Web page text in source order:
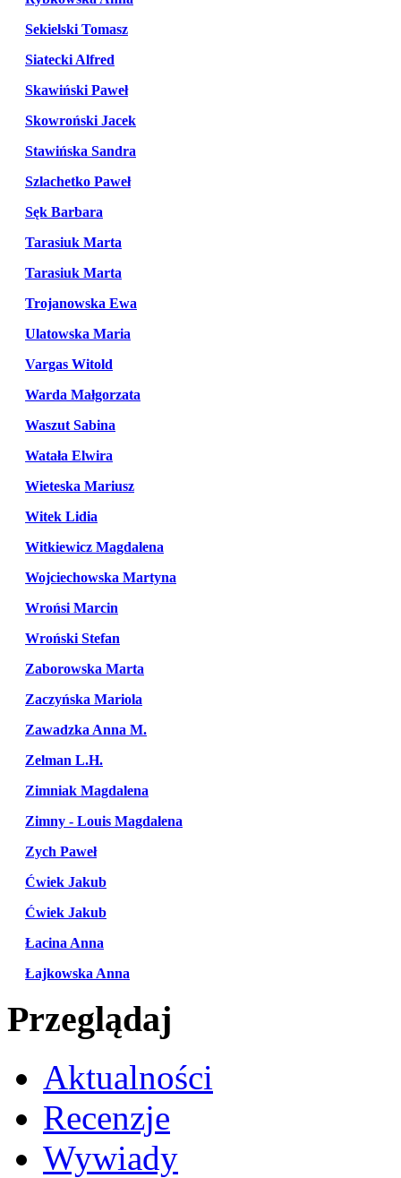
Sekielski Tomasz
Siatecki Alfred
Skawiński Paweł
Skowroński Jacek
Stawińska Sandra
Szlachetko Paweł
Sęk Barbara
Tarasiuk Marta
Tarasiuk Marta
Trojanowska Ewa
Ulatowska Maria
Vargas Witold
Warda Małgorzata
Waszut Sabina
Watała Elwira
Wieteska Mariusz
Witek Lidia
Witkiewicz Magdalena
Wojciechowska Martyna
Wrońsi Marcin
Wroński Stefan
Zaborowska Marta
Zaczyńska Mariola
Zawadzka Anna M.
Zelman L.H.
Zimniak Magdalena
Zimny - Louis Magdalena
Zych Paweł
Ćwiek Jakub
Ćwiek Jakub
Łacina Anna
Łajkowska Anna
Przeglądaj
Aktualności
Recenzje
Wywiady